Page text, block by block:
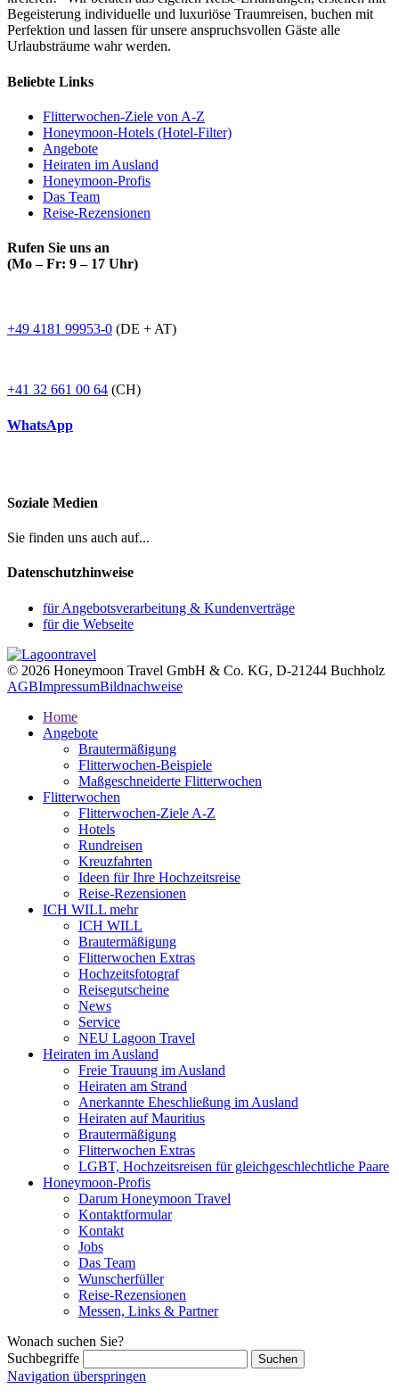
Begeisterung individuelle und luxuriöse Traumreisen, buchen mit
Perfektion und lassen für unsere anspruchsvollen Gäste alle
Urlaubsträume wahr werden.
Beliebte Links
Flitterwochen-Ziele von A-Z
Honeymoon-Hotels (Hotel-Filter)
Angebote
Heiraten im Ausland
Honeymoon-Profis
Das Team
Reise-Rezensionen
Rufen Sie uns an
(Mo – Fr: 9 – 17 Uhr)
+49 4181 99953-0 (DE + AT)
+41 32 661 00 64 (CH)
WhatsApp
Soziale Medien
Sie finden uns auch auf...
Datenschutzhinweise
für Angebotsverarbeitung & Kundenverträge
für die Webseite
© 2026 Honeymoon Travel GmbH & Co. KG, D-21244 Buchholz
AGBImpressumBildnachweise
Home
Angebote
Brautermäßigung
Flitterwochen-Beispiele
Maßgeschneiderte Flitterwochen
Flitterwochen
Flitterwochen-Ziele A-Z
Hotels
Rundreisen
Kreuzfahrten
Ideen für Ihre Hochzeitsreise
Reise-Rezensionen
ICH WILL mehr
ICH WILL
Brautermäßigung
Flitterwochen Extras
Hochzeitsfotograf
Reisegutscheine
News
Service
NEU Lagoon Travel
Heiraten im Ausland
Freie Trauung im Ausland
Heiraten am Strand
Anerkannte Eheschließung im Ausland
Heiraten auf Mauritius
Brautermäßigung
Flitterwochen Extras
LGBT, Hochzeitsreisen für gleichgeschlechtliche Paare
Honeymoon-Profis
Darum Honeymoon Travel
Kontaktformular
Kontakt
Jobs
Das Team
Wunscherfüller
Reise-Rezensionen
Messen, Links & Partner
Wonach suchen Sie?
Suchbegriffe
Navigation überspringen